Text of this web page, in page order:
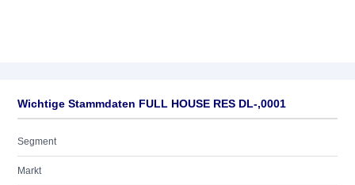
Wichtige Stammdaten FULL HOUSE RES DL-,0001
Segment
Markt